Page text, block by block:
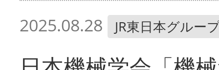
2025.08.28 JR東日本グルー